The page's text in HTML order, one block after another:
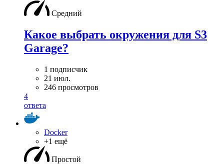
Средний
Какое выбрать окружения для S3
Garage?
1 подписчик
21 июл.
246 просмотров
4
ответа
Docker
+1 ещё
Простой